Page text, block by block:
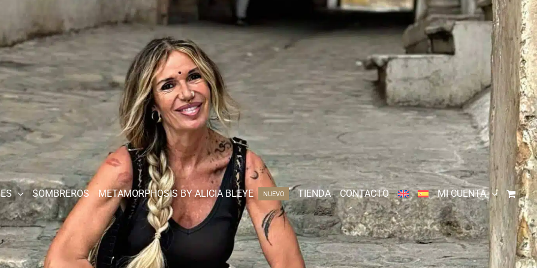
SOMBREROS METAMORPHOSIS BY ALICIA BLEYE NUEVO TIENDA CONTACTO MI CUENTA